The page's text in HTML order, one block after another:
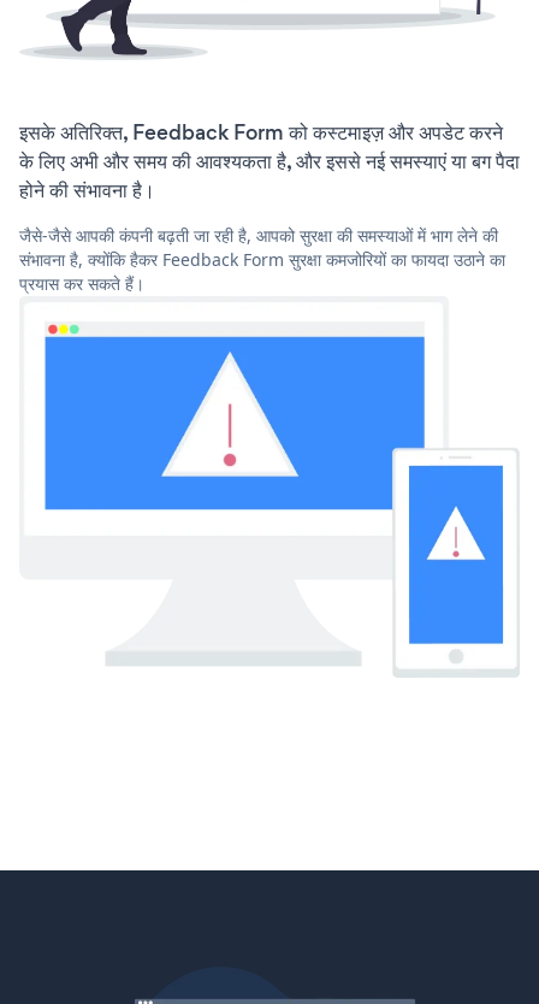
इसके अतिरिक्त, Feedback Form को कस्टमाइज़ और अपडेट करने
के लिए अभी और समय की आवश्यकता है, और इससे नई समस्याएं या बग पैदा
होने की संभावना है।
जैसे-जैसे आपकी कंपनी बढ़ती जा रही है, आपको सुरक्षा की समस्याओं में भाग लेने की
संभावना है, क्योंकि हैकर Feedback Form सुरक्षा कमजोरियों का फायदा उठाने का
प्रयास कर सकते हैं।